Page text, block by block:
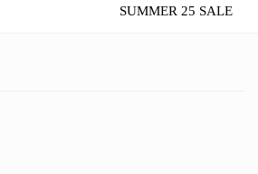
SUMMER 25 SALE